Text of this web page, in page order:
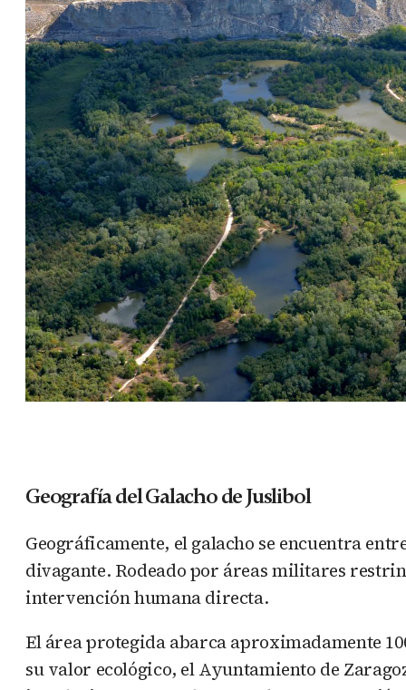
Geografía del Galacho de Juslibol
Geográficamente, el galacho se encuentra
divagante. Rodeado por áreas militares
intervención humana directa.
El área protegida abarca aproximadamente
su valor ecológico, el Ayuntamiento de